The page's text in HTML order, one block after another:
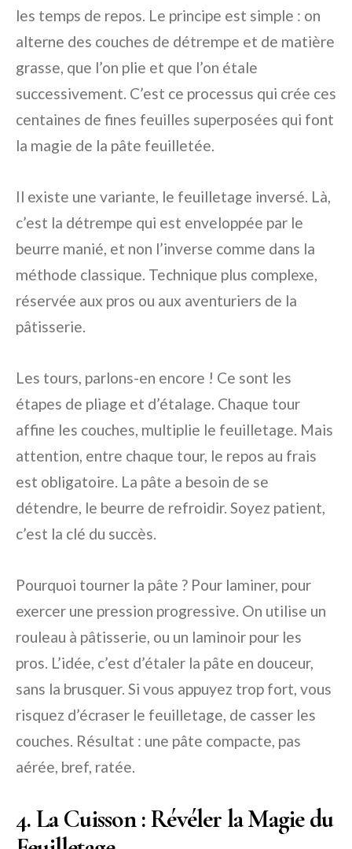
les temps de repos. Le principe est simple : on
alterne des couches de détrempe et de matière
grasse, que l’on plie et que l’on étale
successivement. C’est ce processus qui crée ces
centaines de fines feuilles superposées qui font
la magie de la pâte feuilletée.
Il existe une variante, le feuilletage inversé. Là,
c’est la détrempe qui est enveloppée par le
beurre manié, et non l’inverse comme dans la
méthode classique. Technique plus complexe,
réservée aux pros ou aux aventuriers de la
pâtisserie.
Les tours, parlons-en encore ! Ce sont les
étapes de pliage et d’étalage. Chaque tour
affine les couches, multiplie le feuilletage. Mais
attention, entre chaque tour, le repos au frais
est obligatoire. La pâte a besoin de se
détendre, le beurre de refroidir. Soyez patient,
c’est la clé du succès.
Pourquoi tourner la pâte ? Pour laminer, pour
exercer une pression progressive. On utilise un
rouleau à pâtisserie, ou un laminoir pour les
pros. L’idée, c’est d’étaler la pâte en douceur,
sans la brusquer. Si vous appuyez trop fort, vous
risquez d’écraser le feuilletage, de casser les
couches. Résultat : une pâte compacte, pas
aérée, bref, ratée.
4. La Cuisson : Révéler la Magie du